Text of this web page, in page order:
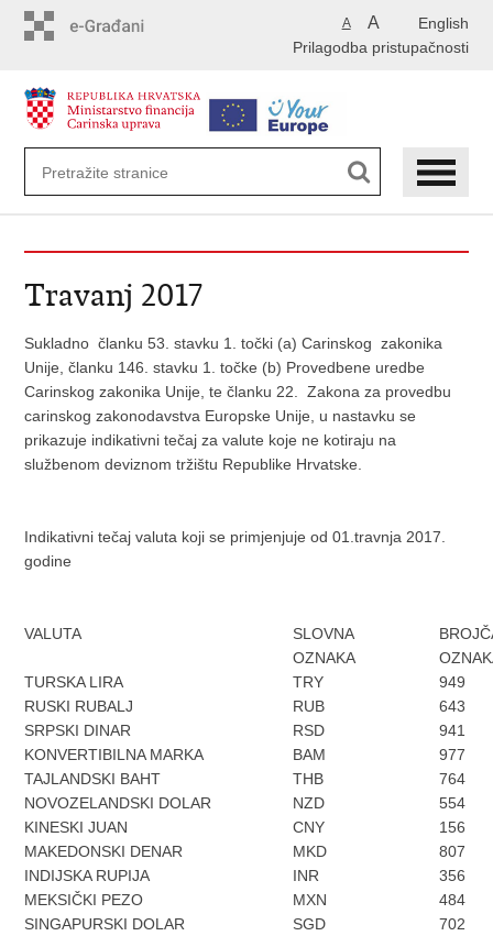
English
A A
Prilagodba pristupačnosti
Travanj 2017
Sukladno članku 53. stavku 1. točki (a) Carinskog zakonika
Unije, članku 146. stavku 1. točke (b) Provedbene uredbe
Carinskog zakonika Unije, te članku 22. Zakona za provedbu
carinskog zakonodavstva Europske Unije, u nastavku se
prikazuje indikativni tečaj za valute koje ne kotiraju na
službenom deviznom tržištu Republike Hrvatske.
Indikativni tečaj valuta koji se primjenjuje od 01.travnja 2017.
godine
VALUTA SLOVNA
OZNAKA
TURSKA LIRA
TRY
949
RUSKI RUBALJ
RUB
643
SRPSKI DINAR
RSD
941
KONVERTIBILNA MARKA
BAM
977
TAJLANDSKI BAHT
THB
764
NOVOZELANDSKI DOLAR
NZD
554
KINESKI JUAN
CNY
156
MAKEDONSKI DENAR
MKD
807
INDIJSKA RUPIJA
INR
356
MEKSIČKI PEZO
MXN
484
SINGAPURSKI DOLAR
SGD
702